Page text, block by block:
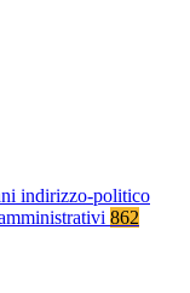
indirizzo-politico
862